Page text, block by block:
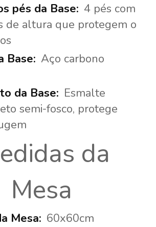
4 pés com
de altura que protegem o
Aço carbono
Esmalte
semi-fosco, protege
da
Mesa
60x60cm